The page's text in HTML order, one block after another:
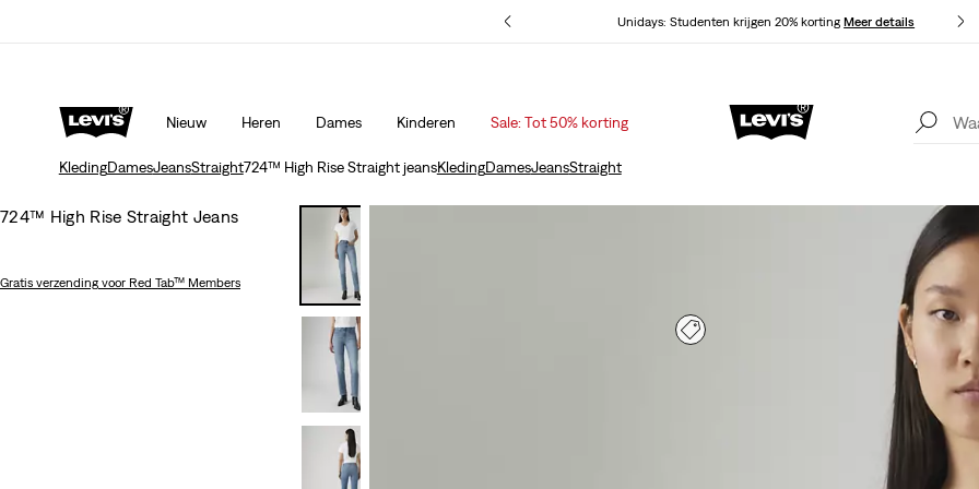
Unidays: Studenten krijgen 20% kortingMeer details
Nieuw Heren Dames Kinderen Sale: Tot 50% korting
Update verzend- en retourbeleidMeer details
KledingDamesJeansStraight724™ High Rise Straight jeansKledingDamesJeansStraight
724™ High Rise Straight Jeans
Gratis verzending voor Red Tab™ Members